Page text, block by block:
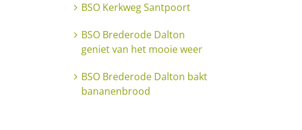
BSO Kerkweg Santpoort
BSO Brederode Dalton
geniet van het mooie weer
BSO Brederode Dalton bakt
bananenbrood